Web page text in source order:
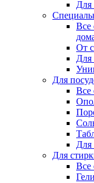
Для
Все
От
Для
Для
Все
Для
Все
Гели